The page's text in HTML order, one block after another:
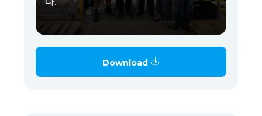
Download